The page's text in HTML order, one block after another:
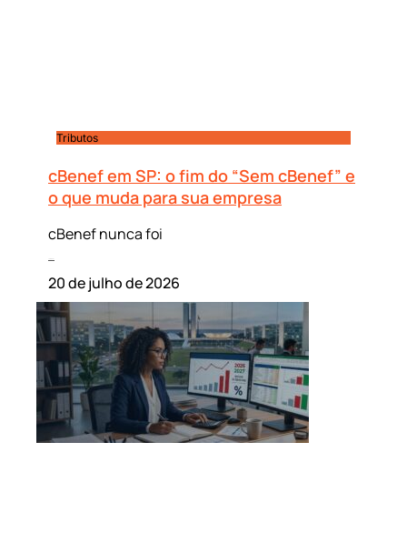
Tributos
cBenef em SP: o fim do “Sem cBenef” e
o que muda para sua empresa
cBenef nunca foi
20 de julho de 2026